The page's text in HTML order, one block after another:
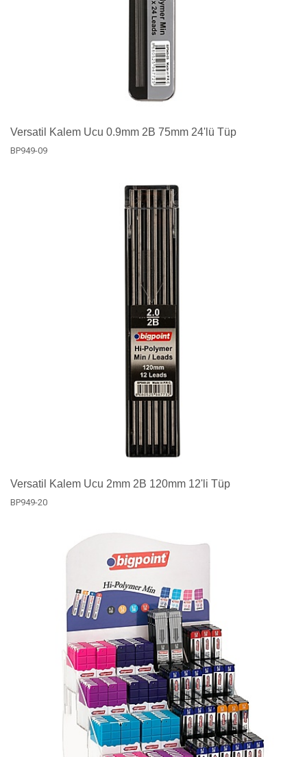
Versatil Kalem Ucu 0.9mm 2B 75mm 24'lü Tüp
BP949-09
Versatil Kalem Ucu 2mm 2B 120mm 12'li Tüp
BP949-20